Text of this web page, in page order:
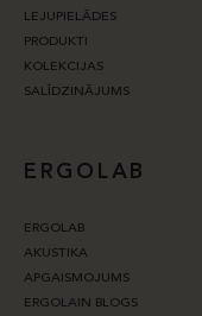
LEJUPIELĀDES
PRODUKTI
KOLEKCIJAS
SALĪDZINĀJUMS
ERGOLAB
ERGOLAB
AKUSTIKA
APGAISMOJUMS
ERGOLAIN BLOGS